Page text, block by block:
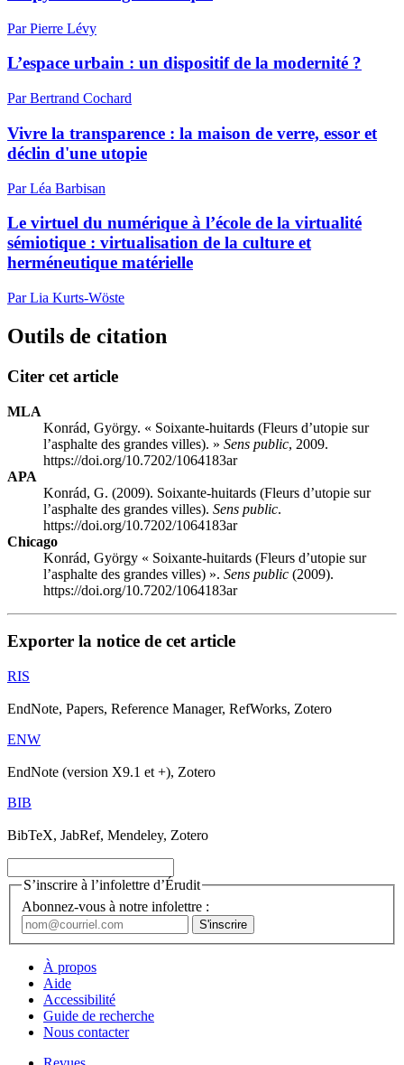
Par Pierre Lévy
L’espace urbain : un dispositif de la modernité ?
Par Bertrand Cochard
Vivre la transparence : la maison de verre, essor et
déclin d'une utopie
Par Léa Barbisan
Le virtuel du numérique à l’école de la virtualité
sémiotique : virtualisation de la culture et
herméneutique matérielle
Par Lia Kurts-Wöste
Outils de citation
Citer cet article
MLA
Konrád, György. « Soixante-huitards (Fleurs d’utopie sur
l’asphalte des grandes villes). » Sens public, 2009.
https://doi.org/10.7202/1064183ar
APA
Konrád, G. (2009). Soixante-huitards (Fleurs d’utopie sur
l’asphalte des grandes villes). Sens public.
https://doi.org/10.7202/1064183ar
Chicago
Konrád, György « Soixante-huitards (Fleurs d’utopie sur
l’asphalte des grandes villes) ». Sens public (2009).
https://doi.org/10.7202/1064183ar
Exporter la notice de cet article
RIS
EndNote, Papers, Reference Manager, RefWorks, Zotero
ENW
EndNote (version X9.1 et +), Zotero
BIB
BibTeX, JabRef, Mendeley, Zotero
S’inscrire à l’infolettre d’Érudit
Abonnez-vous à notre infolettre :
À propos
Aide
Accessibilité
Guide de recherche
Nous contacter